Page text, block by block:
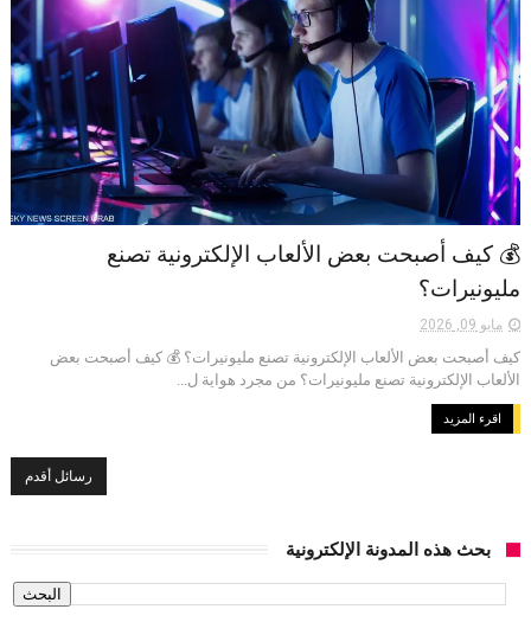
💰 كيف أصبحت بعض الألعاب الإلكترونية تصنع
مليونيرات؟
مايو 09, 2026
كيف أصبحت بعض الألعاب الإلكترونية تصنع مليونيرات؟ 💰 كيف أصبحت بعض
الألعاب الإلكترونية تصنع مليونيرات؟ من مجرد هواية ل...
اقرء المزيد
رسائل أقدم
بحث هذه المدونة الإلكترونية